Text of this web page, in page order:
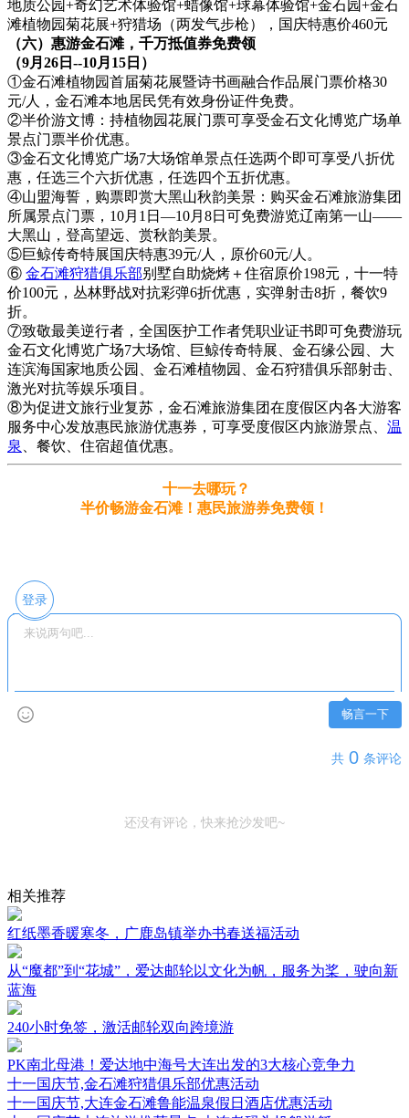
地质公园+奇幻艺术体验馆+蜡像馆+球幕体验馆+金石园+金石
滩植物园菊花展+狩猎场（两发气步枪），国庆特惠价460元
（六）惠游金石滩，千万抵值券免费领
（9月26日--10月15日）
①金石滩植物园首届菊花展暨诗书画融合作品展门票价格30
元/人，金石滩本地居民凭有效身份证件免费。
②半价游文博：持植物园花展门票可享受金石文化博览广场单
景点门票半价优惠。
③金石文化博览广场7大场馆单景点任选两个即可享受八折优
惠，任选三个六折优惠，任选四个五折优惠。
④山盟海誓，购票即赏大黑山秋韵美景：购买金石滩旅游集团
所属景点门票，10月1日—10月8日可免费游览辽南第一山——
大黑山，登高望远、赏秋韵美景。
⑤巨鲸传奇特展国庆特惠39元/人，原价60元/人。
⑥ 金石滩狩猎俱乐部别墅自助烧烤＋住宿原价198元，十一特
价100元，丛林野战对抗彩弹6折优惠，实弹射击8折，餐饮9
折。
⑦致敬最美逆行者，全国医护工作者凭职业证书即可免费游玩
金石文化博览广场7大场馆、巨鲸传奇特展、金石缘公园、大
连滨海国家地质公园、金石滩植物园、金石狩猎俱乐部射击、
激光对抗等娱乐项目。
⑧为促进文旅行业复苏，金石滩旅游集团在度假区内各大游客
服务中心发放惠民旅游优惠券，可享受度假区内旅游景点、 温
泉
、餐饮、住宿超值优惠。
十一去哪玩？
半价畅游金石滩！惠民旅游券免费领！
登录
畅言一下
共 0 条评论
还没有评论，快来抢沙发吧~
相关推荐
红纸墨香暖寒冬，广鹿岛镇举办书春送福活动
从“魔都”到“花城”，爱达邮轮以文化为帆，服务为桨，驶向新
蓝海
240小时免签，激活邮轮双向跨境游
PK南北母港！爱达地中海号大连出发的3大核心竞争力
十一国庆节,金石滩狩猎俱乐部优惠活动
十一国庆节,大连金石滩鲁能温泉假日酒店优惠活动